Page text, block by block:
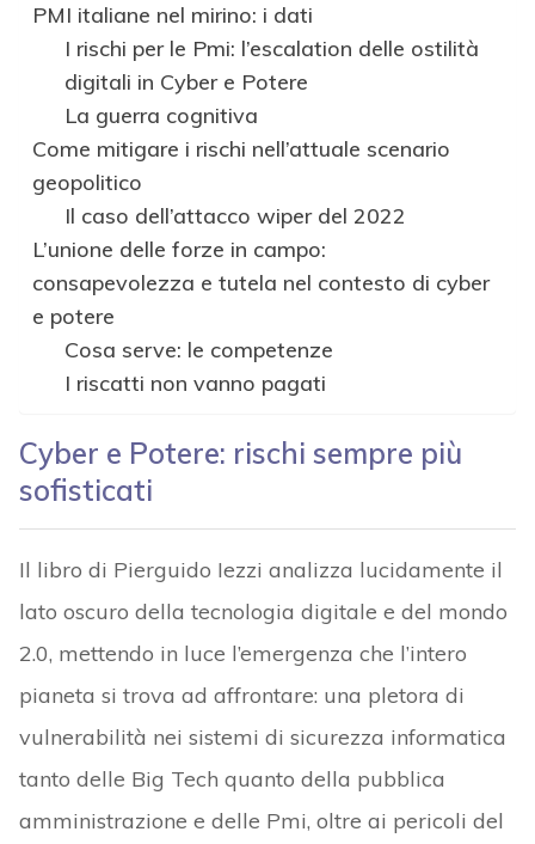
PMI italiane nel mirino: i dati
I rischi per le Pmi: l’escalation delle ostilità
digitali in Cyber e Potere
La guerra cognitiva
Come mitigare i rischi nell’attuale scenario
geopolitico
Il caso dell’attacco wiper del 2022
L’unione delle forze in campo:
consapevolezza e tutela nel contesto di cyber
e potere
Cosa serve: le competenze
I riscatti non vanno pagati
Cyber e Potere: rischi sempre più
sofisticati
Il libro di Pierguido Iezzi analizza lucidamente il
lato oscuro della tecnologia digitale e del mondo
2.0, mettendo in luce l’emergenza che l’intero
pianeta si trova ad affrontare: una pletora di
vulnerabilità nei sistemi di sicurezza informatica
tanto delle Big Tech quanto della pubblica
amministrazione e delle Pmi, oltre ai pericoli del